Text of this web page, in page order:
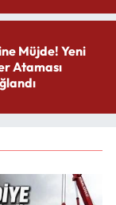
Müjde! Yeni
Ataması